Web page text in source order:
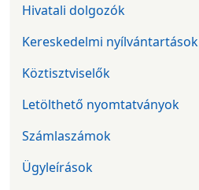
Hivatali dolgozók
Kereskedelmi nyílvántartások
Köztisztviselők
Letölthető nyomtatványok
Számlaszámok
Ügyleírások